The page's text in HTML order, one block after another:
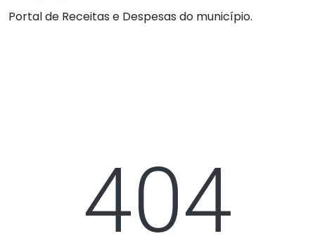
Portal de Receitas e Despesas do município.